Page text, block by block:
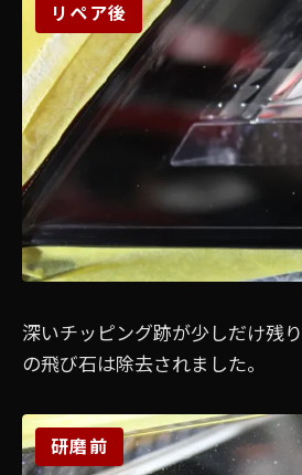
リペア後
深いチッピング跡が少しだけ残
の飛び石は除去されました。
研磨前